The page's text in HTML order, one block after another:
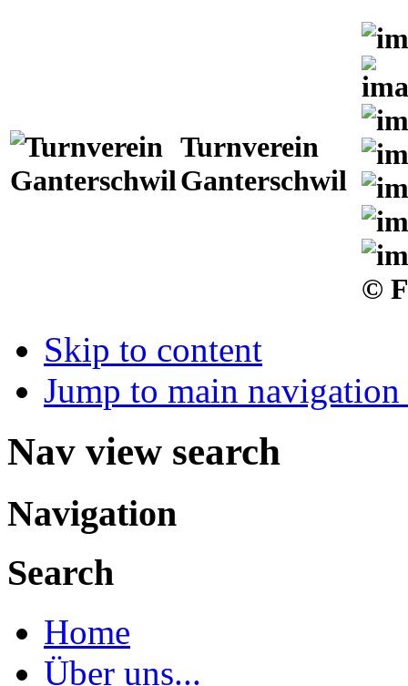
Turnverein
Ganterschwil
©
Skip to content
Jump to main
Nav view search
Navigation
Search
Home
Über uns...